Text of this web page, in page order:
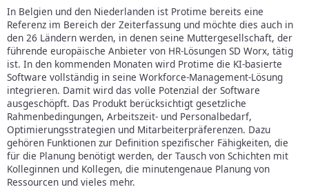
In Belgien und den Niederlanden ist Protime bereits eine
Referenz im Bereich der Zeiterfassung und möchte dies auch in
den 26 Ländern werden, in denen seine Muttergesellschaft, der
führende europäische Anbieter von HR-Lösungen SD Worx, tätig
ist. In den kommenden Monaten wird Protime die KI-basierte
Software vollständig in seine Workforce-Management-Lösung
integrieren. Damit wird das volle Potenzial der Software
ausgeschöpft. Das Produkt berücksichtigt gesetzliche
Rahmenbedingungen, Arbeitszeit- und Personalbedarf,
Optimierungsstrategien und Mitarbeiterpräferenzen. Dazu
gehören Funktionen zur Definition spezifischer Fähigkeiten, die
für die Planung benötigt werden, der Tausch von Schichten mit
Kolleginnen und Kollegen, die minutengenaue Planung von
Ressourcen und vieles mehr.